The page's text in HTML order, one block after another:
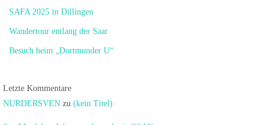
SAFA 2025 in Dillingen
Wandertour entlang der Saar
Besuch beim „Dortmunder U“
Letzte Kommentare
NURDERSVEN zu (kein Titel)